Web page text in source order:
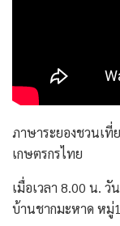
ภาษาระยองชวนเที่
เกษตรกรไทย
เมื่อเวลา 8.00 น.
บ้านชากมะหาด หมู่